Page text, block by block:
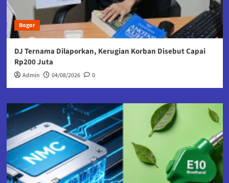
Bogor
DJ Ternama Dilaporkan, Kerugian Korban Disebut Capai
Rp200 Juta
Admin 04/08/2026 0